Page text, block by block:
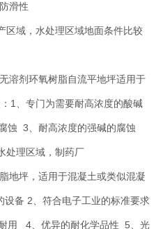
滑性
区域，水处理区域地面条件比较
溶剂环氧树脂自流平地坪适用于
1、专门为需要耐高浓度的酸碱
蚀 3、耐高浓度的强碱的腐蚀
处理区域，制药厂
地坪，适用于混凝土或类似混凝
备 2、符合电子工业的标准要求
用 4、优异的耐化学品性 5、光